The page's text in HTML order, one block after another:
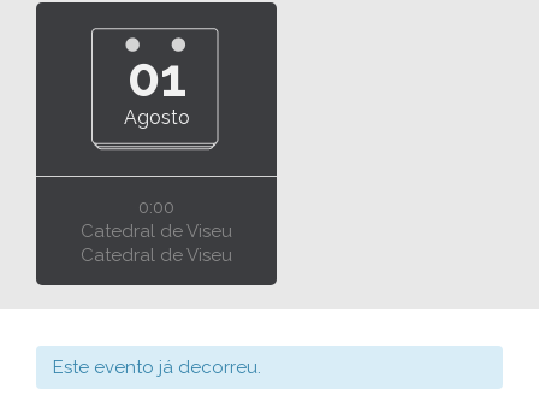
01
Agosto
0:00
Catedral de Viseu
Catedral de Viseu
Este evento já decorreu.